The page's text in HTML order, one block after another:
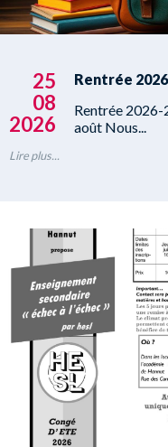
25
08
2026
Rentrée
Rentrée 2026-
août Nous...
Lire plus...